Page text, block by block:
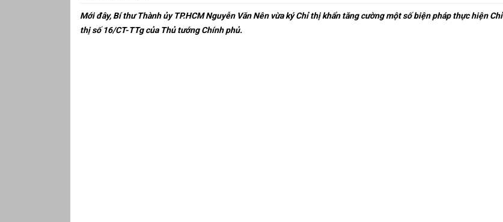
Mới đây, Bí thư Thành ủy TP.HCM Nguyễn Văn Nên vừa ký Chỉ thị khẩn tăng cường một số biện pháp thực hiện Chỉ
thị số 16/CT-TTg của Thủ tướng Chính phủ.